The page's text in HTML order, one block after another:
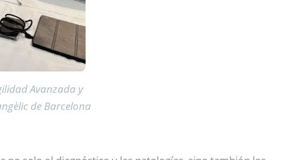
Avanzada y
de Barcelona